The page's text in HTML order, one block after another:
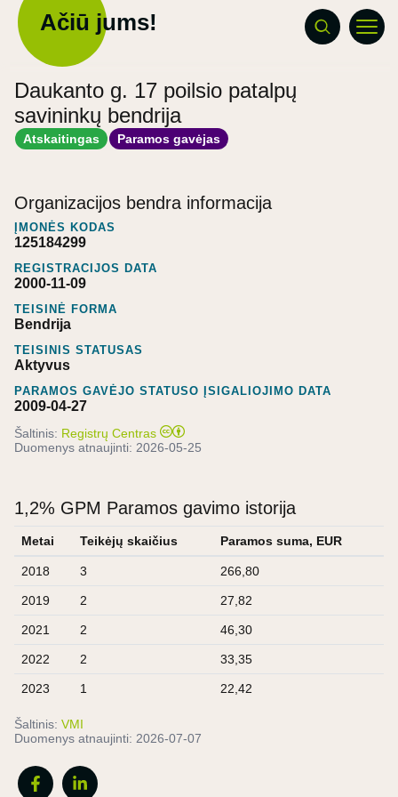
Ačiū jums!
Daukanto g. 17 poilsio patalpų
savininkų bendrija
Atskaitingas Paramos gavėjas
Organizacijos bendra informacija
ĮMONĖS KODAS
125184299
REGISTRACIJOS DATA
2000-11-09
TEISINĖ FORMA
Bendrija
TEISINIS STATUSAS
Aktyvus
PARAMOS GAVĖJO STATUSO ĮSIGALIOJIMO DATA
2009-04-27
Šaltinis: Registrų Centras
Duomenys atnaujinti: 2026-05-25
1,2% GPM Paramos gavimo istorija
Metai Teikėjų skaičius Paramos suma, EUR
2018 3 266,80
2019 2 27,82
2021 2 46,30
2022 2 33,35
2023 1 22,42
Šaltinis: VMI
Duomenys atnaujinti: 2026-07-07